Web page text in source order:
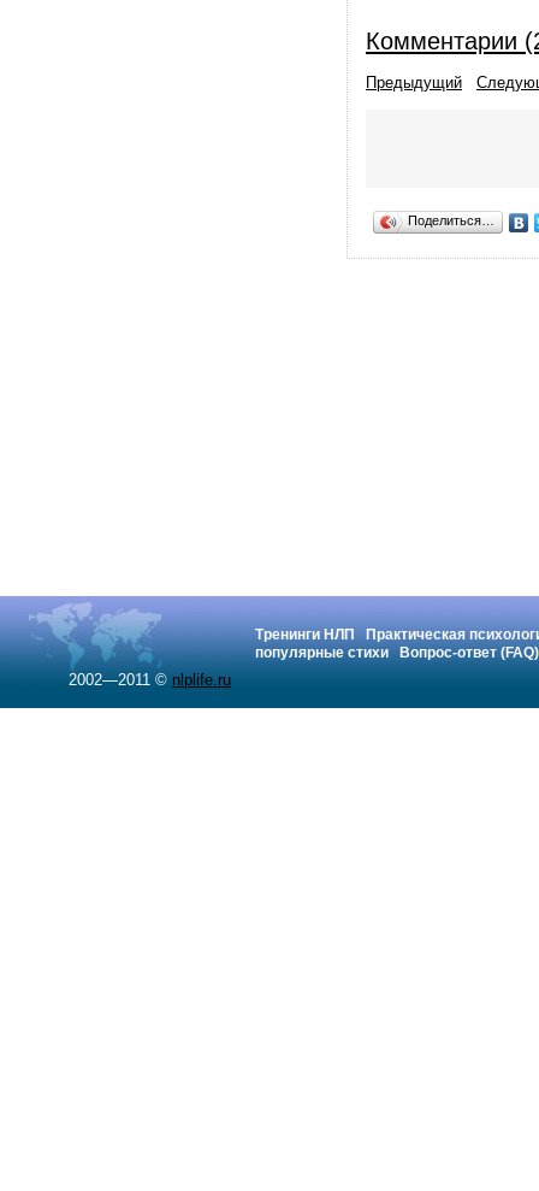
Комментарии
Предыдущий
Поделиться…
Тренинги НЛП
Практическая
популярные стихи
Вопрос-ответ (FAQ)
2002—2011 © nlplife.ru